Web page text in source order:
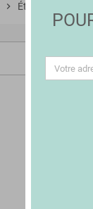
chevron_right Étagères